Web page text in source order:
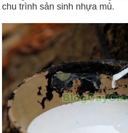
chu trình sản sinh nhựa mủ.